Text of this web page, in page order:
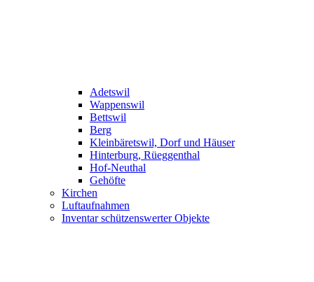
Adetswil
Wappenswil
Bettswil
Berg
Kleinbäretswil, Dorf und Häuser
Hinterburg, Rüeggenthal
Hof-Neuthal
Gehöfte
Kirchen
Luftaufnahmen
Inventar schützenswerter Objekte